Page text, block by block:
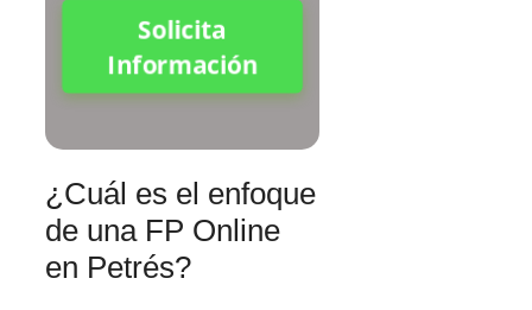
Solicita
Información
¿Cuál es el enfoque
de una FP Online
en Petrés?